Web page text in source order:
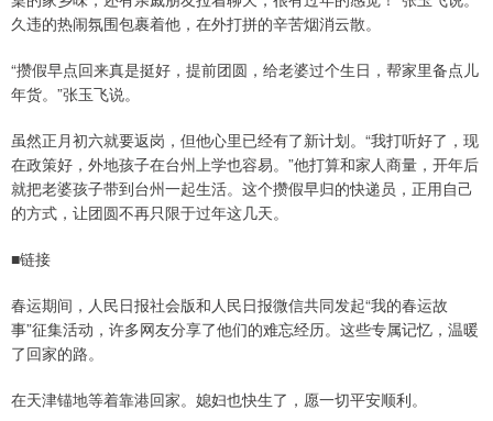
久违的热闹氛围包裹着他，在外打拼的辛苦烟消云散。
“攒假早点回来真是挺好，提前团圆，给老婆过个生日，帮家里备点儿
年货。”张玉飞说。
虽然正月初六就要返岗，但他心里已经有了新计划。“我打听好了，现
在政策好，外地孩子在台州上学也容易。”他打算和家人商量，开年后
就把老婆孩子带到台州一起生活。这个攒假早归的快递员，正用自己
的方式，让团圆不再只限于过年这几天。
■链接
春运期间，人民日报社会版和人民日报微信共同发起“我的春运故
事”征集活动，许多网友分享了他们的难忘经历。这些专属记忆，温暖
了回家的路。
在天津锚地等着靠港回家。媳妇也快生了，愿一切平安顺利。